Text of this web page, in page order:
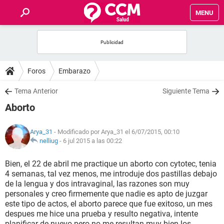
MENU
FOROS
SALUD
NUTRICIÓN
BIENESTAR
SEXUALIDAD
GLOSARIO
Foros Embarazo
Tema Anterior Siguiente Tema
Aborto
Arya_31 - Modificado por Arya_31 el 6/07/2015, 00:10
nelliug - 6 jul 2015 a las 00:22
Bien, el 22 de abril me practique un aborto con cytotec, tenia
4 semanas, tal vez menos, me introduje dos pastillas debajo
de la lengua y dos intravaginal, las razones son muy
personales y creo firmemente que nadie es apto de juzgar
este tipo de actos, el aborto parece que fue exitoso, un mes
despues me hice una prueba y resulto negativa, intente